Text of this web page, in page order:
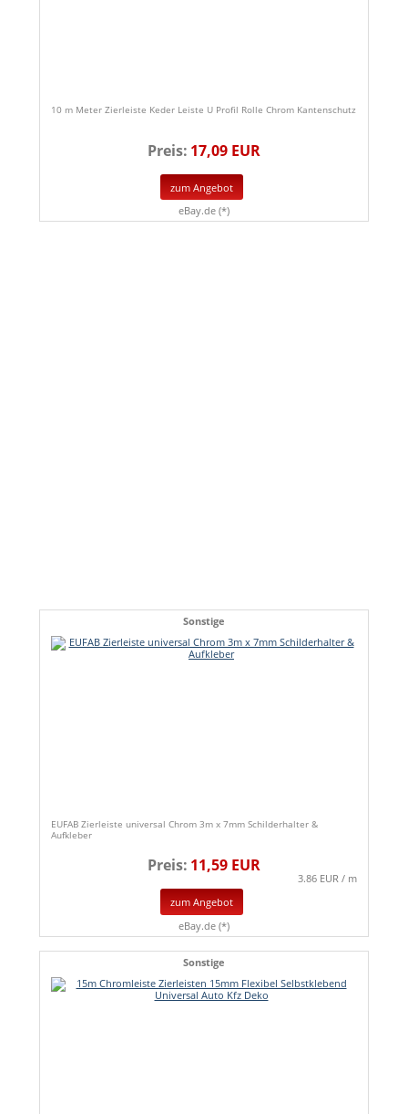
10 m Meter Zierleiste Keder Leiste U Profil Rolle Chrom Kantenschutz
Preis: 17,09 EUR
zum Angebot
eBay.de (*)
Sonstige
EUFAB Zierleiste universal Chrom 3m x 7mm Schilderhalter &
Aufkleber
Preis: 11,59 EUR
3.86 EUR / m
zum Angebot
eBay.de (*)
Sonstige